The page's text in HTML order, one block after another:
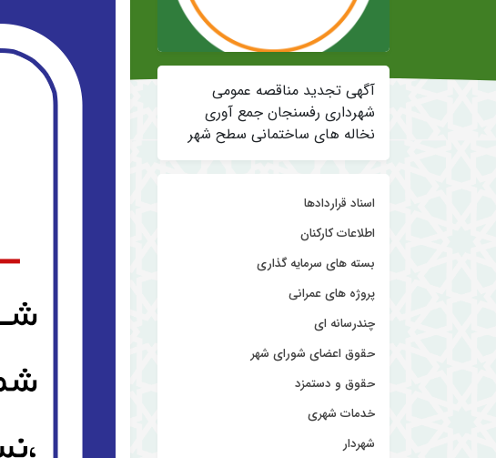
آگهی تجدید مناقصه عمومی
شهرداری رفسنجان جمع آوری
نخاله های ساختمانی سطح شهر
اسناد قراردادها
اطلاعات کارکنان
بسته های سرمایه گذاری
پروژه های عمرانی
چندرسانه ای
حقوق اعضای شورای شهر
حقوق و دستمزد
خدمات شهری
شهردار